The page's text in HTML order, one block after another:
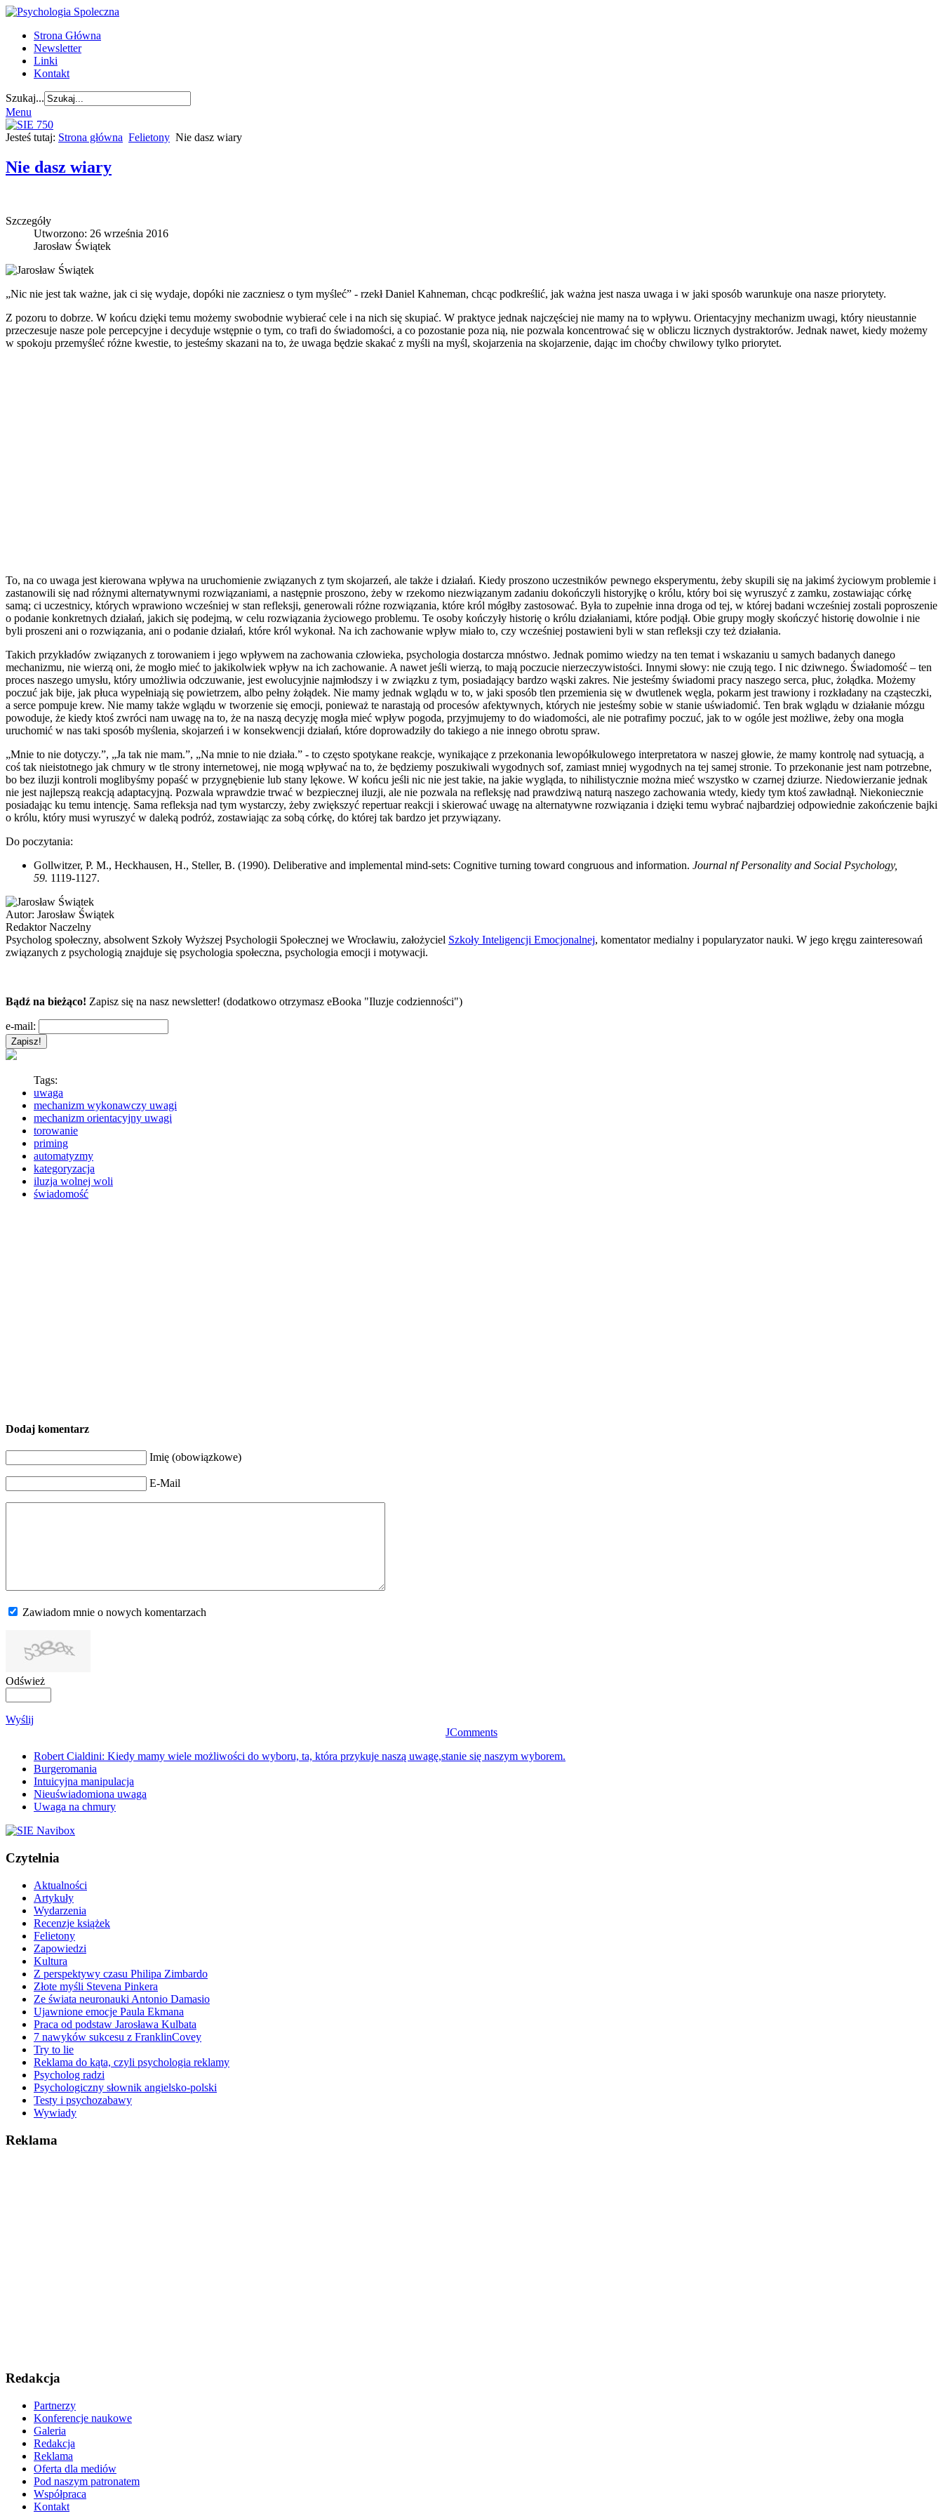
Strona Główna
Newsletter
Linki
Kontakt
Szukaj...
Menu
Jesteś tutaj: Strona główna Felietony Nie dasz wiary
Nie dasz wiary
Szczegóły
Utworzono: 26 września 2016
Jarosław Świątek
„Nic nie jest tak ważne, jak ci się wydaje, dopóki nie zaczniesz o tym myśleć” - rzekł Daniel Kahneman, chcąc podkreślić, jak ważna jest nasza uwaga i w jaki sposób warunkuje ona nasze priorytety.
Z pozoru to dobrze. W końcu dzięki temu możemy swobodnie wybierać cele i na nich się skupiać. W praktyce jednak najczęściej nie mamy na to wpływu. Orientacyjny mechanizm uwagi, który nieustannie
przeczesuje nasze pole percepcyjne i decyduje wstępnie o tym, co trafi do świadomości, a co pozostanie poza nią, nie pozwala koncentrować się w obliczu licznych dystraktorów. Jednak nawet, kiedy możemy
w spokoju przemyśleć różne kwestie, to jesteśmy skazani na to, że uwaga będzie skakać z myśli na myśl, skojarzenia na skojarzenie, dając im choćby chwilowy tylko priorytet.
To, na co uwaga jest kierowana wpływa na uruchomienie związanych z tym skojarzeń, ale także i działań. Kiedy proszono uczestników pewnego eksperymentu, żeby skupili się na jakimś życiowym problemie i
zastanowili się nad różnymi alternatywnymi rozwiązaniami, a następnie proszono, żeby w rzekomo niezwiązanym zadaniu dokończyli historyjkę o królu, który boi się wyruszyć z zamku, zostawiając córkę
samą; ci uczestnicy, których wprawiono wcześniej w stan refleksji, generowali różne rozwiązania, które król mógłby zastosować. Była to zupełnie inna droga od tej, w której badani wcześniej zostali poproszenie
o podanie konkretnych działań, jakich się podejmą, w celu rozwiązania życiowego problemu. Te osoby kończyły historię o królu działaniami, które podjął. Obie grupy mogły skończyć historię dowolnie i nie
byli proszeni ani o rozwiązania, ani o podanie działań, które król wykonał. Na ich zachowanie wpływ miało to, czy wcześniej postawieni byli w stan refleksji czy też działania.
Takich przykładów związanych z torowaniem i jego wpływem na zachowania człowieka, psychologia dostarcza mnóstwo. Jednak pomimo wiedzy na ten temat i wskazaniu u samych badanych danego
mechanizmu, nie wierzą oni, że mogło mieć to jakikolwiek wpływ na ich zachowanie. A nawet jeśli wierzą, to mają poczucie nierzeczywistości. Innymi słowy: nie czują tego. I nic dziwnego. Świadomość – ten
proces naszego umysłu, który umożliwia odczuwanie, jest ewolucyjnie najmłodszy i w związku z tym, posiadający bardzo wąski zakres. Nie jesteśmy świadomi pracy naszego serca, płuc, żołądka. Możemy
poczuć jak bije, jak płuca wypełniają się powietrzem, albo pełny żołądek. Nie mamy jednak wglądu w to, w jaki sposób tlen przemienia się w dwutlenek węgla, pokarm jest trawiony i rozkładany na cząsteczki,
a serce pompuje krew. Nie mamy także wglądu w tworzenie się emocji, ponieważ te narastają od procesów afektywnych, których nie jesteśmy sobie w stanie uświadomić. Ten brak wglądu w działanie mózgu
powoduje, że kiedy ktoś zwróci nam uwagę na to, że na naszą decyzję mogła mieć wpływ pogoda, przyjmujemy to do wiadomości, ale nie potrafimy poczuć, jak to w ogóle jest możliwe, żeby ona mogła
uruchomić w nas taki sposób myślenia, skojarzeń i w konsekwencji działań, które doprowadziły do takiego a nie innego obrotu spraw.
„Mnie to nie dotyczy.”, „Ja tak nie mam.”, „Na mnie to nie działa.” - to często spotykane reakcje, wynikające z przekonania lewopółkulowego interpretatora w naszej głowie, że mamy kontrolę nad sytuacją, a
coś tak nieistotnego jak chmury w tle strony internetowej, nie mogą wpływać na to, że będziemy poszukiwali wygodnych sof, zamiast mniej wygodnych na tej samej stronie. To przekonanie jest nam potrzebne,
bo bez iluzji kontroli moglibyśmy popaść w przygnębienie lub stany lękowe. W końcu jeśli nic nie jest takie, na jakie wygląda, to nihilistycznie można mieć wszystko w czarnej dziurze. Niedowierzanie jednak
nie jest najlepszą reakcją adaptacyjną. Pozwala wprawdzie trwać w bezpiecznej iluzji, ale nie pozwala na refleksję nad prawdziwą naturą naszego zachowania wtedy, kiedy tym ktoś zawładnął. Niekoniecznie
posiadając ku temu intencję. Sama refleksja nad tym wystarczy, żeby zwiększyć repertuar reakcji i skierować uwagę na alternatywne rozwiązania i dzięki temu wybrać najbardziej odpowiednie zakończenie bajki
o królu, który musi wyruszyć w daleką podróż, zostawiając za sobą córkę, do której tak bardzo jet przywiązany.
Do poczytania:
Gollwitzer, P. M., Heckhausen, H., Steller, B. (1990). Deliberative and implemental mind-sets: Cognitive turning toward congruous and information. Journal nf Personality and Social Psychology,
59. 1119-1127.
Autor: Jarosław Świątek
Redaktor Naczelny
Psycholog społeczny, absolwent Szkoły Wyższej Psychologii Społecznej we Wrocławiu, założyciel Szkoły Inteligencji Emocjonalnej, komentator medialny i popularyzator nauki. W jego kręgu zainteresowań
związanych z psychologią znajduje się psychologia społeczna, psychologia emocji i motywacji.
Bądź na bieżąco! Zapisz się na nasz newsletter! (dodatkowo otrzymasz eBooka "Iluzje codzienności")
e-mail:
Tags:
uwaga
mechanizm wykonawczy uwagi
mechanizm orientacyjny uwagi
torowanie
priming
automatyzmy
kategoryzacja
iluzja wolnej woli
świadomość
Dodaj komentarz
Imię (obowiązkowe)
E-Mail
Zawiadom mnie o nowych komentarzach
Odśwież
Wyślij
JComments
Robert Cialdini: Kiedy mamy wiele możliwości do wyboru, ta, która przykuje naszą uwagę,stanie się naszym wyborem.
Burgeromania
Intuicyjna manipulacja
Nieuświadomiona uwaga
Uwaga na chmury
Czytelnia
Aktualności
Artykuły
Wydarzenia
Recenzje książek
Felietony
Zapowiedzi
Kultura
Z perspektywy czasu Philipa Zimbardo
Złote myśli Stevena Pinkera
Ze świata neuronauki Antonio Damasio
Ujawnione emocje Paula Ekmana
Praca od podstaw Jarosława Kulbata
7 nawyków sukcesu z FranklinCovey
Try to lie
Reklama do kąta, czyli psychologia reklamy
Psycholog radzi
Psychologiczny słownik angielsko-polski
Testy i psychozabawy
Wywiady
Reklama
Redakcja
Partnerzy
Konferencje naukowe
Galeria
Redakcja
Reklama
Oferta dla mediów
Pod naszym patronatem
Współpraca
Kontakt